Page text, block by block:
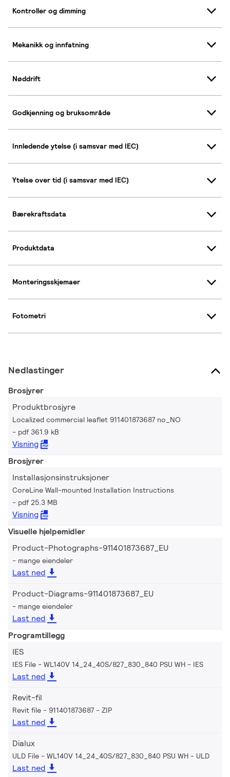
Kontroller og dimming
Mekanikk og innfatning
Nøddrift
Godkjenning og bruksområde
Innledende ytelse (i samsvar med IEC)
Ytelse over tid (i samsvar med IEC)
Bærekraftsdata
Produktdata
Monteringsskjemaer
Fotometri
Nedlastinger
Brosjyrer
Produktbrosjyre
Localized commercial leaflet 911401873687 no_NO
pdf 361.9 kB
Visning
Brosjyrer
Installasjonsinstruksjoner
CoreLine Wall-mounted Installation Instructions
pdf 25.3 MB
Visning
Visuelle hjelpemidler
Product-Photographs-911401873687_EU
mange eiendeler
Last ned
Product-Diagrams-911401873687_EU
mange eiendeler
Last ned
Programtillegg
IES
IES File - WL140V 14_24_40S/827_830_840 PSU WH IES
Last ned
Revit-fil
Revit file - 911401873687 ZIP
Last ned
Dialux
ULD File - WL140V 14_24_40S/827_830_840 PSU WH ULD
Last ned